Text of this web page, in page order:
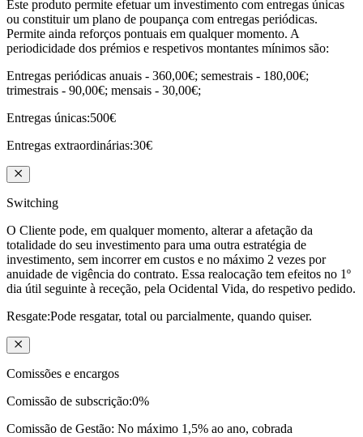
Este produto permite efetuar um investimento com entregas únicas
ou constituir um plano de poupança com entregas periódicas.
Permite ainda reforços pontuais em qualquer momento. A
periodicidade dos prémios e respetivos montantes mínimos são:
Entregas periódicas anuais - 360,00€; semestrais - 180,00€;
trimestrais - 90,00€; mensais - 30,00€;
Entregas únicas:500€
Entregas extraordinárias:30€
Switching
O Cliente pode, em qualquer momento, alterar a afetação da
totalidade do seu investimento para uma outra estratégia de
investimento, sem incorrer em custos e no máximo 2 vezes por
anuidade de vigência do contrato. Essa realocação tem efeitos no 1º
dia útil seguinte à receção, pela Ocidental Vida, do respetivo pedido.
Resgate:Pode resgatar, total ou parcialmente, quando quiser.
Comissões e encargos
Comissão de subscrição:0%
Comissão de Gestão: No máximo 1,5% ao ano, cobrada